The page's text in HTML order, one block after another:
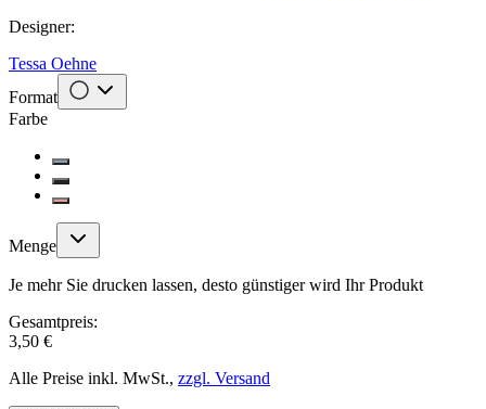
Designer:
Tessa Oehne
Format
Farbe
Menge
Je mehr Sie drucken lassen, desto günstiger wird Ihr Produkt
Gesamtpreis:
3,50 €
Alle Preise inkl. MwSt., zzgl. Versand